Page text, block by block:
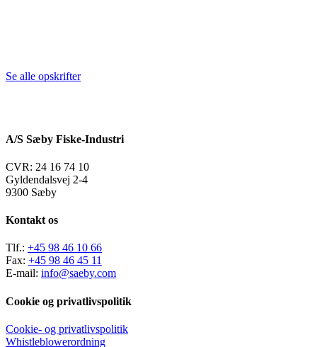
Se alle opskrifter
A/S Sæby Fiske-Industri
CVR: 24 16 74 10
Gyldendalsvej 2-4
9300 Sæby
Kontakt os
Tlf.: +45 98 46 10 66
Fax: +45 98 46 45 11
E-mail: info@saeby.com
Cookie og privatlivspolitik
Cookie- og privatlivspolitik
Whistleblowerordning